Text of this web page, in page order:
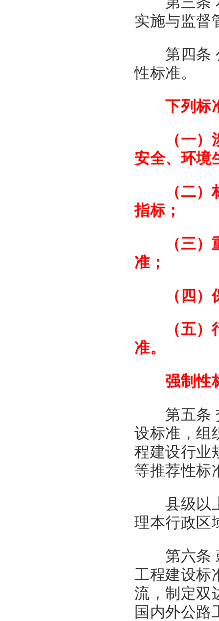
实施与监督
第四条 公
性标准。
下列标
（一）涉
安全、环境
（二）材
指标；
（三）重
准；
（四）保
（五）行
准。
强制性标
第五条 交
设标准，组
程建设行业
等推荐性标
县级以上
理本行政区
第六条 鼓
工程建设标
流，制定双
国内外公路